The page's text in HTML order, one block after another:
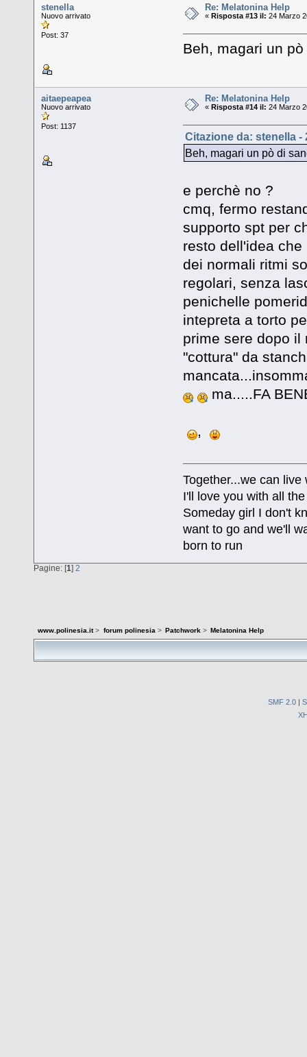
stenella
Nuovo arrivato
Post: 37
Re: Melatonina Help
«Risposta #13 il: 24 Marzo
Beh, magari un
aitaepeapea
Nuovo arrivato
Post: 1137
Re: Melatonina Help
«Risposta #14 il: 24 Marzo
Citazione da: stenella -
Beh, magari un pò di
e perchè no ?
cmq, fermo
supporto spt per
resto dell'idea
dei normali ritmi
regolari, senza
penichelle
intepreta a torto
prime sere dopo il
"cottura" da
ma.....FA
,
Together...we can live
I'll love you with all
Someday girl I don't
want to go and we'll
born to run
Pagine: [1] 2
www.polinesia.it> forum polinesia > Patchwork > Melatonina Help
SMF 2.0